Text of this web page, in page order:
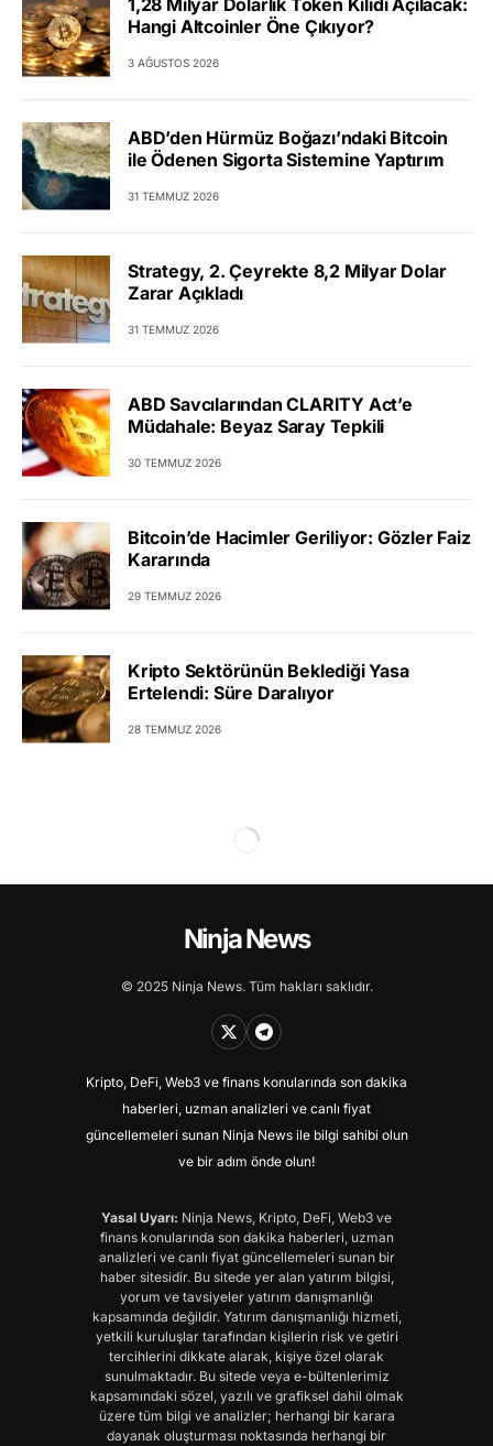
1,28 Milyar Dolarlık Token Kilidi Açılacak:
Hangi Altcoinler Öne Çıkıyor?
3 AĞUSTOS 2026
ABD’den Hürmüz Boğazı’ndaki Bitcoin
ile Ödenen Sigorta Sistemine Yaptırım
31 TEMMUZ 2026
Strategy, 2. Çeyrekte 8,2 Milyar Dolar
Zarar Açıkladı
31 TEMMUZ 2026
ABD Savcılarından CLARITY Act’e
Müdahale: Beyaz Saray Tepkili
30 TEMMUZ 2026
Bitcoin’de Hacimler Geriliyor: Gözler Faiz
Kararında
29 TEMMUZ 2026
Kripto Sektörünün Beklediği Yasa
Ertelendi: Süre Daralıyor
28 TEMMUZ 2026
Ninja News
© 2025 Ninja News. Tüm hakları saklıdır.
Kripto, DeFi, Web3 ve finans konularında son dakika
haberleri, uzman analizleri ve canlı fiyat
güncellemeleri sunan Ninja News ile bilgi sahibi olun
ve bir adım önde olun!
Yasal Uyarı: Ninja News, Kripto, DeFi, Web3 ve
finans konularında son dakika haberleri, uzman
analizleri ve canlı fiyat güncellemeleri sunan bir
haber sitesidir. Bu sitede yer alan yatırım bilgisi,
yorum ve tavsiyeler yatırım danışmanlığı
kapsamında değildir. Yatırım danışmanlığı hizmeti,
yetkili kuruluşlar tarafından kişilerin risk ve getiri
tercihlerini dikkate alarak, kişiye özel olarak
sunulmaktadır. Bu sitede veya e-bültenlerimiz
kapsamındaki sözel, yazılı ve grafiksel dahil olmak
üzere tüm bilgi ve analizler; herhangi bir karara
dayanak oluşturması noktasında herhangi bir